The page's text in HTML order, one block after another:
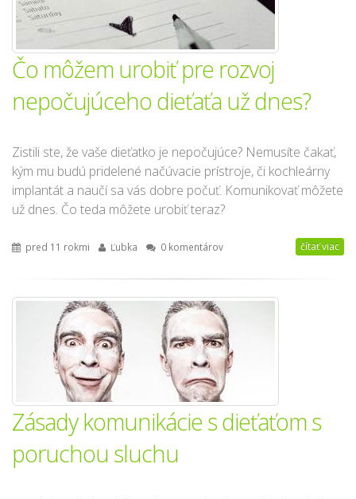
Čo môžem urobiť pre rozvoj
nepočujúceho dieťaťa už dnes?
Zistili ste, že vaše dieťatko je nepočujúce? Nemusíte čakať,
kým mu budú pridelené načúvacie prístroje, či kochleárny
implantát a naučí sa vás dobre počuť. Komunikovať môžete
už dnes. Čo teda môžete urobiť teraz?
pred 11 rokmi Ľubka 0 komentárov čítať viac
Zásady komunikácie s dieťaťom s
poruchou sluchu